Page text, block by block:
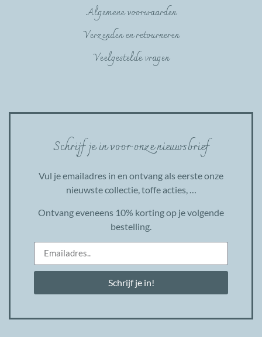
Algemene voorwaarden
Verzenden en retourneren
Veelgestelde vragen
Schrijf je in voor onze nieuwsbrief
Vul je emailadres in en ontvang als eerste onze
nieuwste collectie, toffe acties, …
Ontvang eveneens 10% korting op je volgende
bestelling.
Schrijf je in!